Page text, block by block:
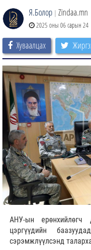
Я.Болор | Zindaa.mn
2025 оны 06 сарын 24
Хуваалцах
АНУ-ын
цэргүүдийн
сэрэмжлүүлсэнд